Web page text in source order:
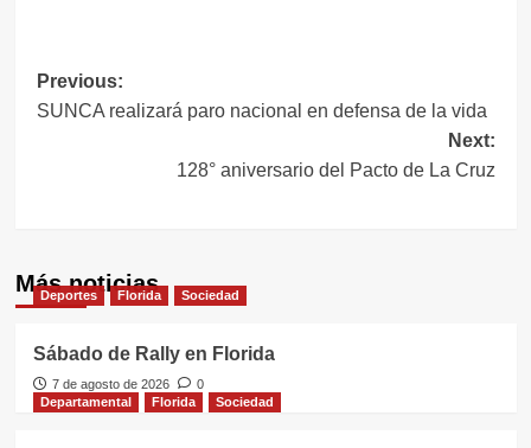
Navegación
de
entradas
Previous:
SUNCA realizará paro nacional en defensa de la vida
Next:
128° aniversario del Pacto de La Cruz
Más noticias
Deportes Florida Sociedad
Sábado de Rally en Florida
7 de agosto de 2026
0
Departamental
Florida Sociedad